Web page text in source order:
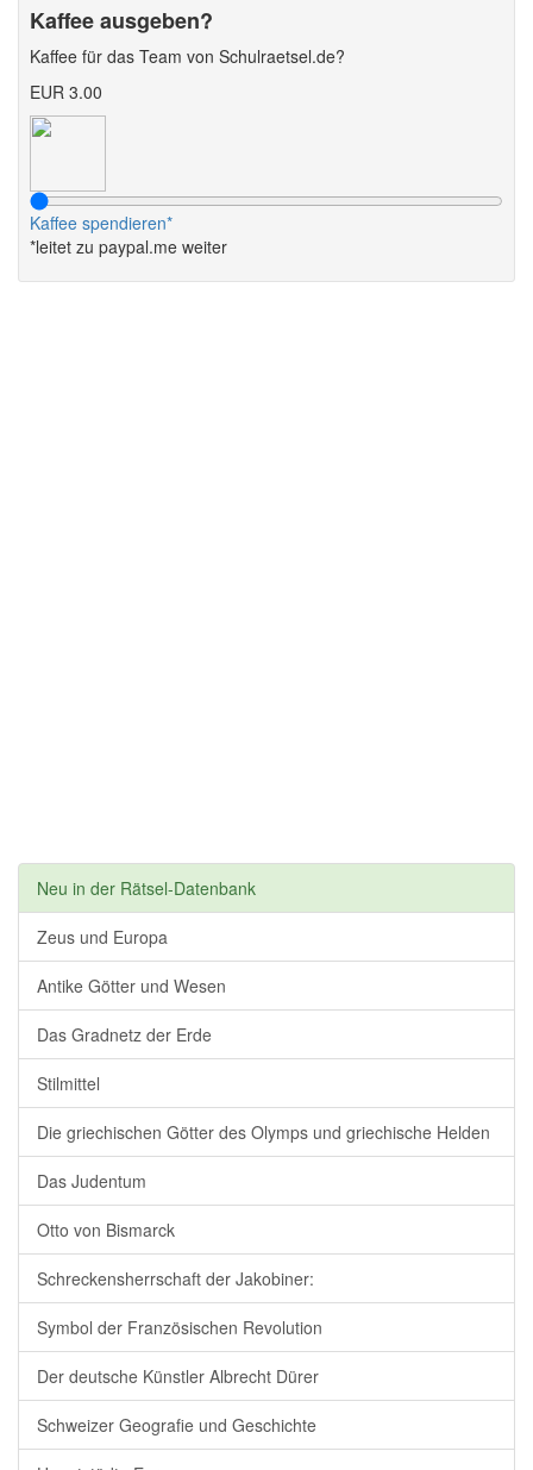
Kaffee ausgeben?
Kaffee für das Team von Schulraetsel.de?
EUR 3.00
Kaffee spendieren*
*leitet zu paypal.me weiter
Neu in der Rätsel-Datenbank
Zeus und Europa
Antike Götter und Wesen
Das Gradnetz der Erde
Stilmittel
Die griechischen Götter des Olymps und griechische Helden
Das Judentum
Otto von Bismarck
Schreckensherrschaft der Jakobiner:
Symbol der Französischen Revolution
Der deutsche Künstler Albrecht Dürer
Schweizer Geografie und Geschichte